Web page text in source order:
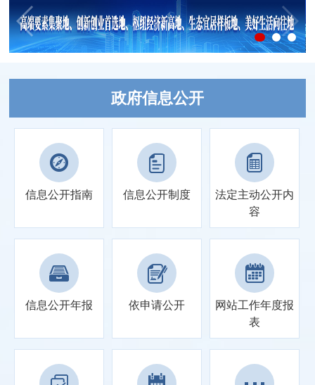
政府信息公开
信息公开指南 信息公开制度 法定主动公开内
容
信息公开年报 依申请公开 网站工作年度报
表